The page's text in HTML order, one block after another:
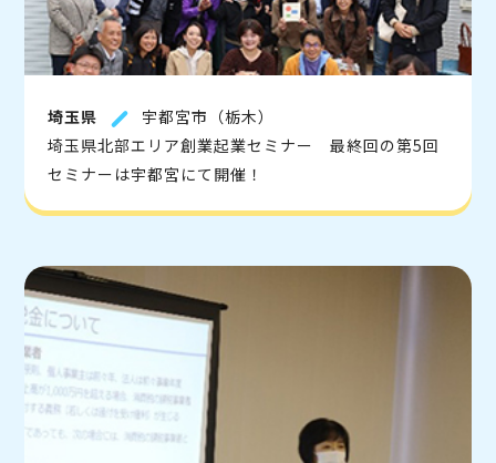
埼玉県
宇都宮市（栃木）
埼玉県北部エリア創業起業セミナー 最終回の第5回
セミナーは宇都宮にて開催！